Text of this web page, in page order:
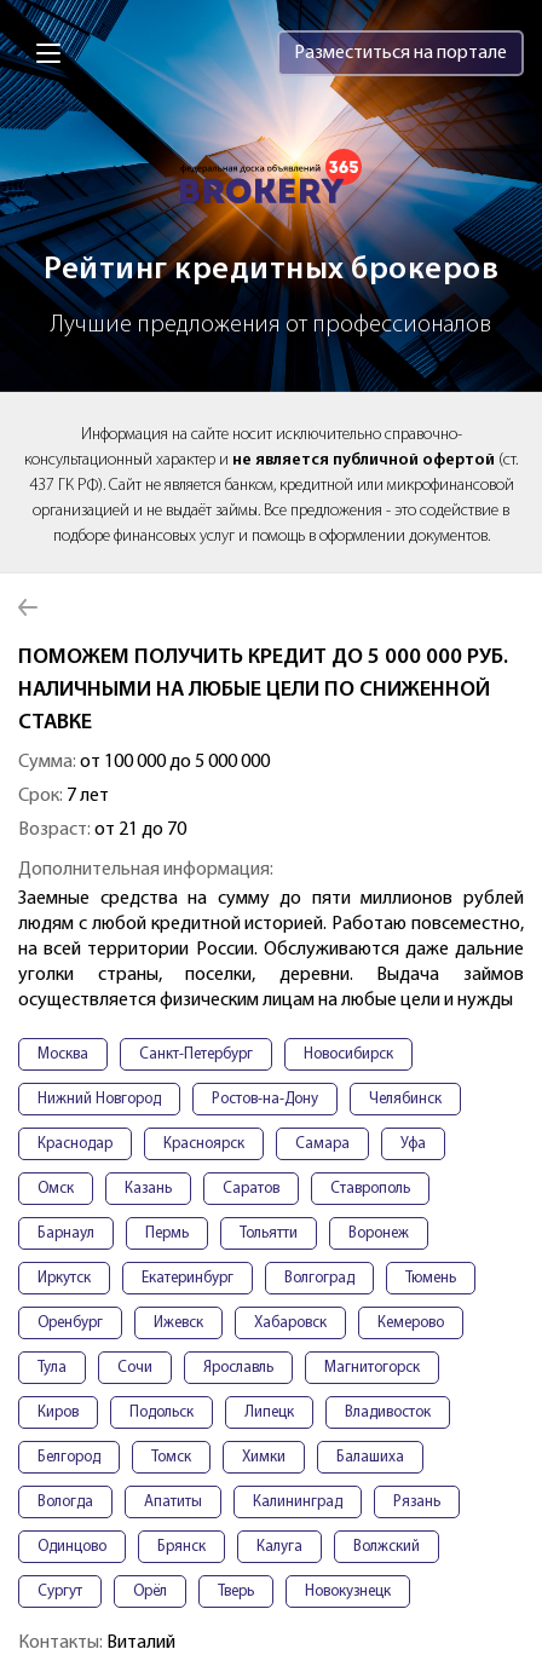
Brokery365 - Рейтинг кредитных
Разместиться на портале
Рейтинг кредитных брокеров
Лучшие предложения от профессионалов
Информация на сайте носит исключительно справочно-
консультационный характер и не является публичной офертой (ст.
437 ГК РФ). Сайт не является банком, кредитной или микрофинансовой
организацией и не выдаёт займы. Все предложения - это содействие в
подборе финансовых услуг и помощь в оформлении документов.
ПОМОЖЕМ ПОЛУЧИТЬ КРЕДИТ ДО 5 000 000 РУБ.
НАЛИЧНЫМИ НА ЛЮБЫЕ ЦЕЛИ ПО СНИЖЕННОЙ
СТАВКЕ
Сумма: от 100 000 до 5 000 000
Срок: 7 лет
Возраст: от 21 до 70
Дополнительная информация:
Заемные средства на сумму до пяти миллионов рублей
людям с любой кредитной историей. Работаю повсеместно,
на всей территории России. Обслуживаются даже дальние
уголки страны, поселки, деревни. Выдача займов
осуществляется физическим лицам на любые цели и нужды
Москва Санкт-Петербург Новосибирск
Нижний Новгород Ростов-на-Дону Челябинск
Краснодар Красноярск Самара Уфа
Омск Казань Саратов Ставрополь
Барнаул Пермь Тольятти Воронеж
Иркутск Екатеринбург Волгоград Тюмень
Оренбург Ижевск Хабаровск Кемерово
Тула Сочи Ярославль Магнитогорск
Киров Подольск Липецк Владивосток
Белгород Томск Химки Балашиха
Вологда Апатиты Калининград Рязань
Одинцово Брянск Калуга Волжский
Сургут Орёл Тверь Новокузнецк
Контакты: Виталий